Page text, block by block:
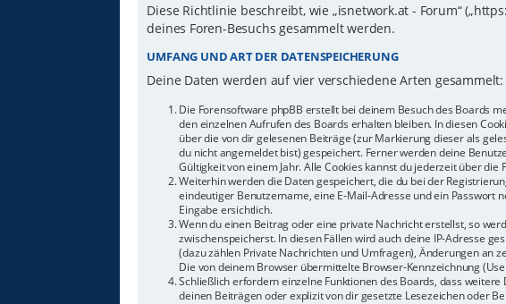
Diese Richtlinie beschreibt, wie „isnetwork.at - Forum“
deines Foren-Besuchs gesammelt werden.
UMFANG UND ART DER DATENSPEICHERUNG
Deine Daten werden auf vier verschiedene Arten gesammelt:
Die Forensoftware phpBB erstellt bei deinem Besuch des Boards
den einzelnen Aufrufen des Boards erhalten bleiben. In diesen
über die von dir gelesenen Beiträge (zur Markierung dieser als
du nicht angemeldet bist) gespeichert. Ferner werden deine
Gültigkeit von einem Jahr. Alle Cookies kannst du jederzeit über die
Weiterhin werden die Daten gespeichert, die du bei der
eindeutiger Benutzername, eine E-Mail-Adresse und ein Passwort
Eingabe ersichtlich.
Wenn du einen Beitrag oder eine private Nachricht erstellst, so
zwischenspeicherst. In diesen Fällen wird auch deine IP-Adresse
(dazu zählen Private Nachrichten und Umfragen), Änderungen an
Die von deinem Browser übermittelte Browser-Kennzeichnung
Schließlich erfordern einzelne Funktionen des Boards, dass
deinen Beiträgen oder explizit von dir gesetzte Lesezeichen oder